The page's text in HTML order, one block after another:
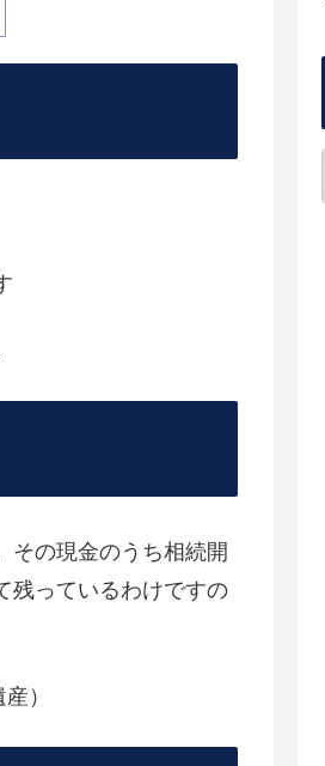
その現金のうち相続開
残っているわけですの
）